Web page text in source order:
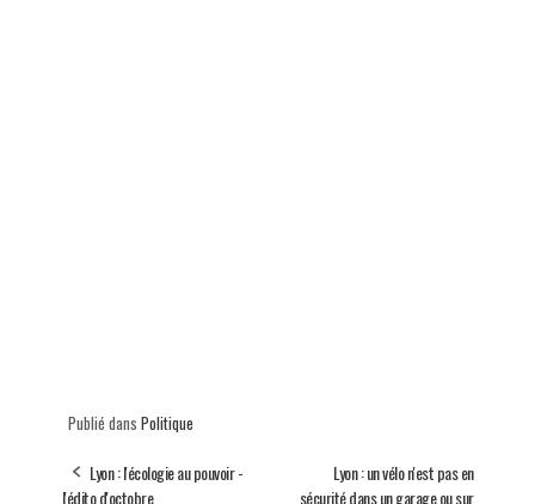
Publié dans Politique
Lyon : l'écologie au pouvoir -
l'édito d'octobre
Lyon : un vélo n'est pas en
sécurité dans un garage ou sur